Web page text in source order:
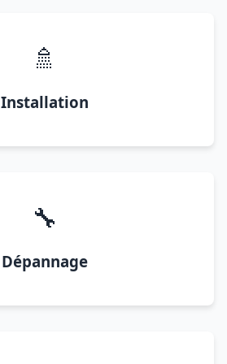
🚿
Installation
🔧
Dépannage